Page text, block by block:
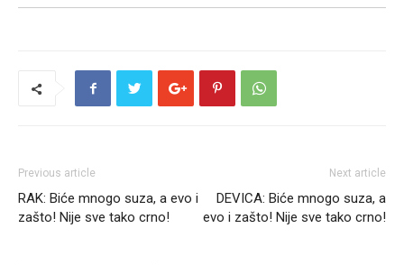
Previous article
RAK: Biće mnogo suza, a evo i
zašto! Nije sve tako crno!
Next article
DEVICA: Biće mnogo suza, a
evo i zašto! Nije sve tako crno!